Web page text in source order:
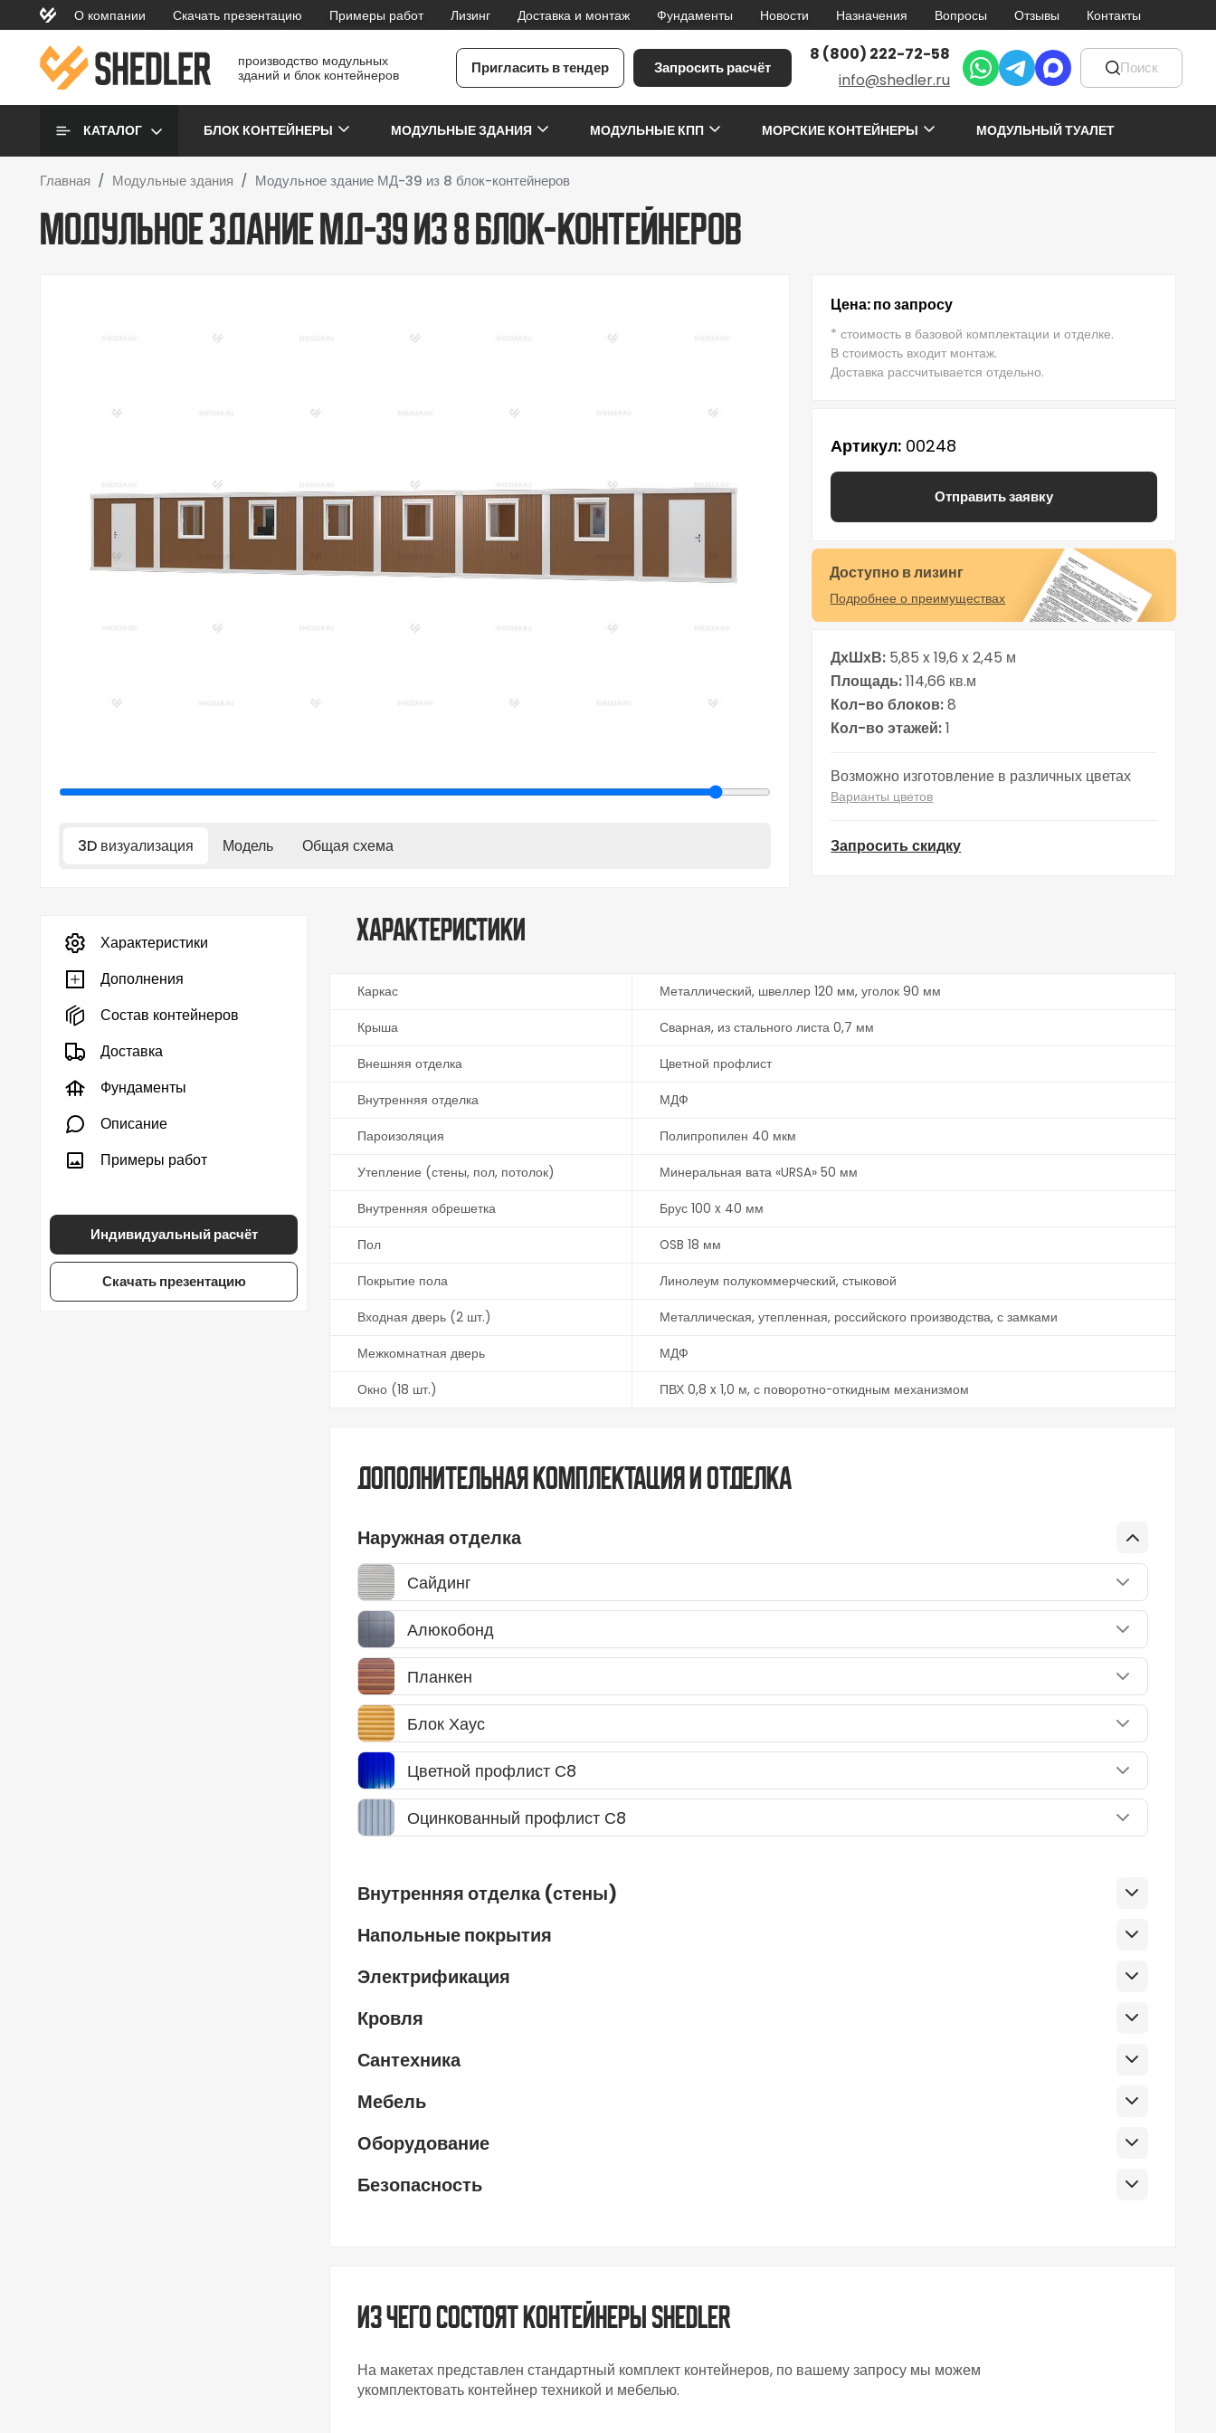
Перейти к основному содержанию
topmenu
О компании Скачать презентацию Примеры работ Лизинг Доставка и монтаж Фундаменты Новости Назначения Вопросы Отзывы Контакты
производство модульных
зданий и блок контейнеров
Пригласить в тендер Запросить расчёт
8 (800) 222-72-58
info@shedler.ru
Основная навигация
КАТАЛОГ БЛОК КОНТЕЙНЕРЫ МОДУЛЬНЫЕ ЗДАНИЯ МОДУЛЬНЫЕ КПП МОРСКИЕ КОНТЕЙНЕРЫ МОДУЛЬНЫЙ ТУАЛЕТ
Главная Модульные здания Модульное здание МД-39 из 8 блок-контейнеров
Модульное здание МД-39 из 8 блок-контейнеров
3D визуализация Модель Общая схема
Цена: по запросу
* стоимость в базовой комплектации и отделке.
В стоимость входит монтаж.
Доставка рассчитывается отдельно.
Артикул 00248
Отправить заявку
Доступно в лизинг
Подробнее о преимуществах
ДхШхВ 5,85 x 19,6 x 2,45 м
Площадь 114,66 кв.м
Кол-во блоков 8
Кол-во этажей 1
Возможно изготовление в различных цветах
Варианты цветов
Запросить скидку
Характеристики
Дополнения
Состав контейнеров
Доставка
Фундаменты
Описание
Примеры работ
Индивидуальный расчёт
Скачать презентацию
Характеристики
Каркас Металлический, швеллер 120 мм, уголок 90 мм
Крыша Сварная, из стального листа 0,7 мм
Внешняя отделка Цветной профлист
Внутренняя отделка МДФ
Пароизоляция Полипропилен 40 мкм
Утепление (стены, пол, потолок) Минеральная вата «URSA» 50 мм
Внутренняя обрешетка Брус 100 x 40 мм
Пол OSB 18 мм
Покрытие пола Линолеум полукоммерческий, стыковой
Входная дверь (2 шт.) Металлическая, утепленная, российского производства, с замками
Межкомнатная дверь МДФ
Окно (18 шт.) ПВХ 0,8 x 1,0 м, с поворотно-откидным механизмом
Дополнительная комплектация и отделка
Наружная отделка
Сайдинг
Алюкобонд
Планкен
Блок Хаус
Цветной профлист С8
Оцинкованный профлист С8
Внутренняя отделка (стены)
Напольные покрытия
Электрификация
Кровля
Сантехника
Мебель
Оборудование
Безопасность
Из чего состоят контейнеры SHEDLER
На макетах представлен стандартный комплект контейнеров, по вашему запросу мы можем
укомплектовать контейнер техникой и мебелью.